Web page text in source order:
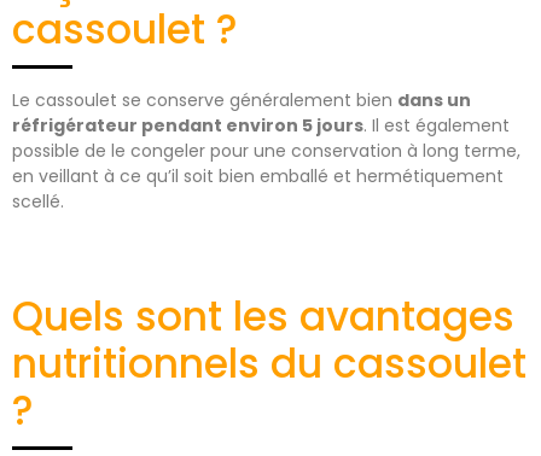
cassoulet ?
Le cassoulet se conserve généralement bien dans un
réfrigérateur pendant environ 5 jours. Il est également
possible de le congeler pour une conservation à long terme,
en veillant à ce qu’il soit bien emballé et hermétiquement
scellé.
Quels sont les avantages
nutritionnels du cassoulet
?